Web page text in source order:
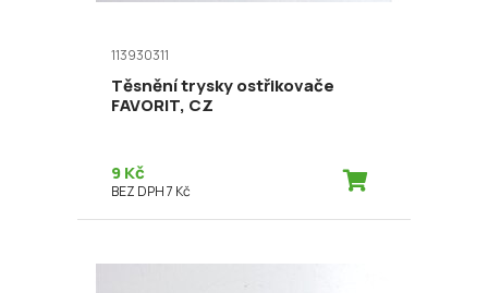
113930311
Těsnění trysky ostřikovače
FAVORIT, CZ
9 Kč
BEZ DPH 7 Kč